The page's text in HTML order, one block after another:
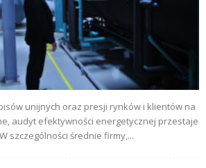
unijnych oraz presji rynków i klientów na
audyt efektywności energetycznej przestaje
szczególności średnie firmy,...